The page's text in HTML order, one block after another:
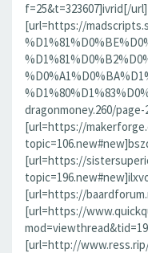
f=25&t=323607]ivrid[/url]
[url=https://
dragonmoney.260/
[url=https://
[url=https://
[url=https://
[url=https://
[url=http://